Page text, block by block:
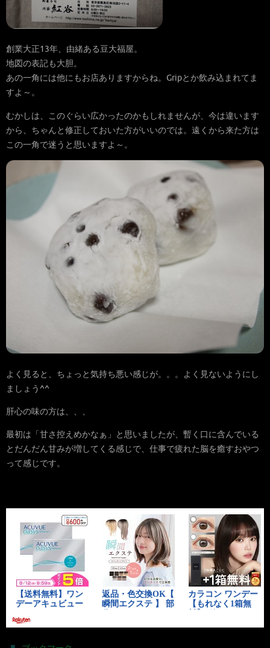
創業大正13年、由緒ある豆大福屋。
地図の表記も大胆。
あの一角には他にもお店ありますからね。Gripとか飲み込まれてま
すよ～。
むかしは、このぐらい広かったのかもしれませんが、今は違います
から、ちゃんと修正しておいた方がいいのでは。遠くから来た方は
この一角で迷うと思いますよ～。
よく見ると、ちょっと気持ち悪い感じが。。。よく見ないようにし
ましょう^^
肝心の味の方は、、、
最初は「甘さ控えめかなぁ」と思いましたが、暫く口に含んでいる
とだんだん甘みが増してくる感じで、仕事で疲れた脳を癒すおやつ
って感じです。